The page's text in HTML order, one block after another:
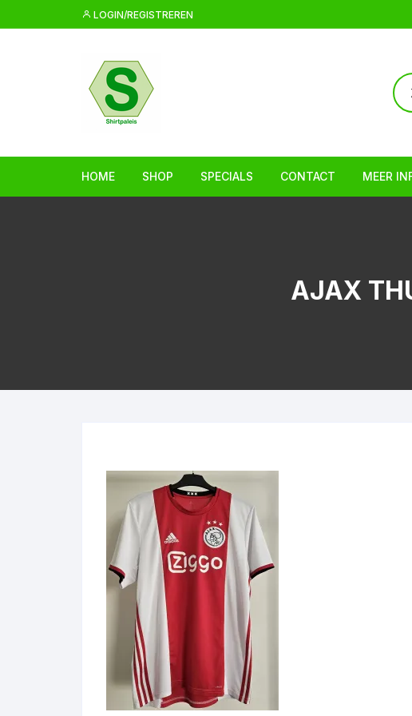
naar
LOGIN/REGISTREREN
HOME SHOP SPECIALS CONTACT MEER
AJAX